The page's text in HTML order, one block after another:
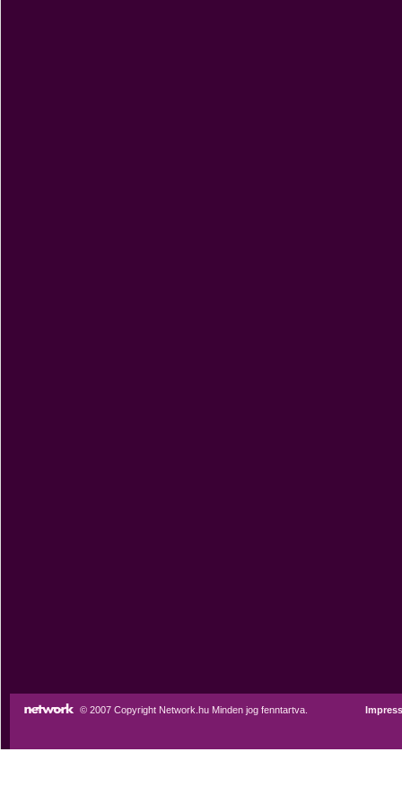
© 2007 Copyright Network.hu Minden jog fenntartva.